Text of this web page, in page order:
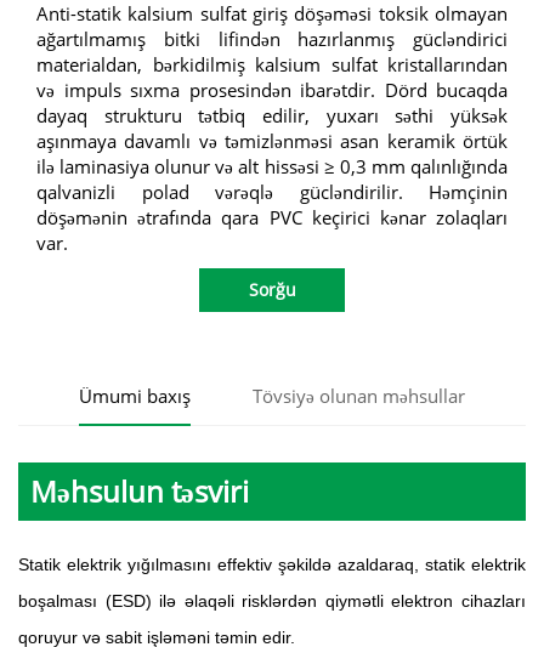
Anti-statik kalsium sulfat giriş döşəməsi toksik olmayan
ağartılmamış bitki lifindən hazırlanmış gücləndirici
materialdan, bərkidilmiş kalsium sulfat kristallarından
və impuls sıxma prosesindən ibarətdir. Dörd bucaqda
dayaq strukturu tətbiq edilir, yuxarı səthi yüksək
aşınmaya davamlı və təmizlənməsi asan keramik örtük
ilə laminasiya olunur və alt hissəsi ≥ 0,3 mm qalınlığında
qalvanizli polad vərəqlə gücləndirilir. Həmçinin
döşəmənin ətrafında qara PVC keçirici kənar zolaqları
var.
Sorğu
Ümumi baxış Tövsiyə olunan məhsullar
Məhsulun təsviri
Statik elektrik yığılmasını effektiv şəkildə azaldaraq, statik elektrik
boşalması (ESD) ilə əlaqəli risklərdən qiymətli elektron cihazları
qoruyur və sabit işləməni təmin edir.